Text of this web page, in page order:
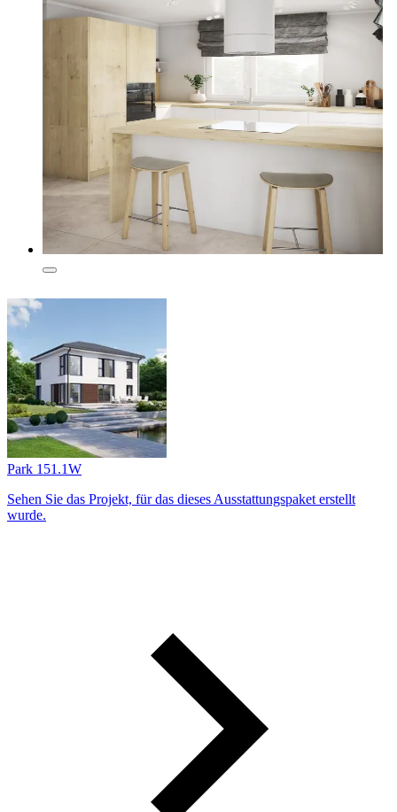
Park 151.1W
Sehen Sie das Projekt, für das dieses Ausstattungs­paket erstellt
wurde.